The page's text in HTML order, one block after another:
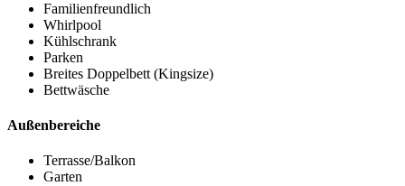
Familienfreundlich
Whirlpool
Kühlschrank
Parken
Breites Doppelbett (Kingsize)
Bettwäsche
Außenbereiche
Terrasse/Balkon
Garten